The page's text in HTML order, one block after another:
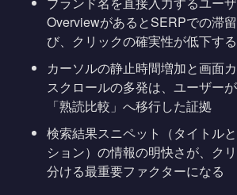
OverviewがあるとSERPでの滞
び、クリックの確実性が低下する
カーソルの静止時間増加と画面
スクロールの多発は、ユーザー
「熟読比較」へ移行した証拠
検索結果スニペット（タイトル
ション）の情報の明快さが、ク
分ける最重要ファクターになる